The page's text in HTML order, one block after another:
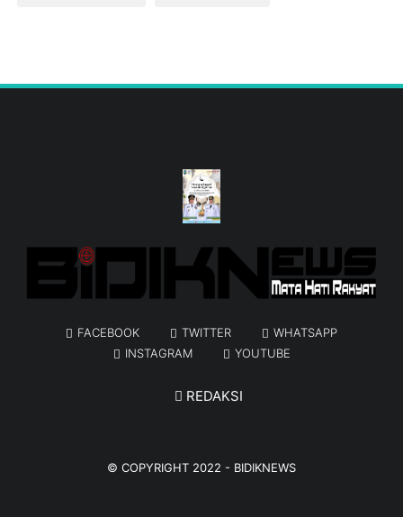
FACEBOOK TWITTER
WHATSAPP
INSTAGRAM
YOUTUBE
REDAKSI
© COPYRIGHT 2022 - BIDIKNEWS